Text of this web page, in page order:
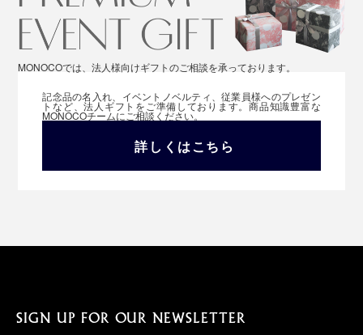
MONOCOでは、法人様向けギフトのご相談を承っております。
記念品の名入れ、イベントノベルティ、従業員様へのプレゼン
トなど、法人ギフトをご準備しております。商品知識豊富な
MONOCOチームにご相談ください。
詳しくはこちら
SIGN UP FOR OUR NEWSLETTER